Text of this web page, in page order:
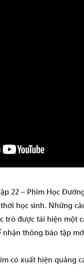
22 – Phim Học
học sinh. Những
trò được tái hiện một
thông báo tập
có xuất hiện quảng